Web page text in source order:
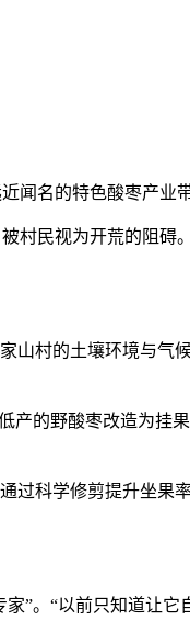
闻名的特色酸枣产业带
村民视为开荒的阻碍
山村的土壤环境与气
产的野酸枣改造为挂
过科学修剪提升坐果
”。“以前只知道让它